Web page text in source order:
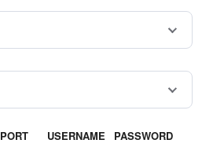
PORT USERNAME PASSWORD